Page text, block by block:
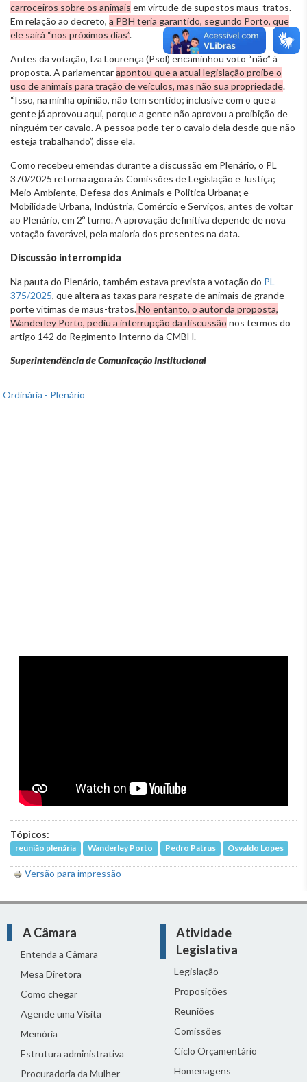
carroceiros sobre os animais em virtude de supostos maus-tratos.
Em relação ao decreto, a PBH teria garantido, segundo Porto, que
ele sairá “nos próximos dias”.
Antes da votação, Iza Lourença (Psol) encaminhou voto “não” à
proposta. A parlamentarapontou que a atual legislação proíbe o
uso de animais para tração de veículos, mas não sua propriedade.
“Isso, na minha opinião, não tem sentido; inclusive com o que a
gente já aprovou aqui, porque a gente não aprovou a proibição de
ninguém ter cavalo. A pessoa pode ter o cavalo dela desde que não
esteja trabalhando”, disse ela.
Como recebeu emendas durante a discussão em Plenário, o PL
370/2025 retorna agora às Comissões de Legislação e Justiça;
Meio Ambiente, Defesa dos Animais e Politica Urbana; e
Mobilidade Urbana, Indústria, Comércio e Serviços, antes de voltar
ao Plenário, em 2º turno. A aprovação definitiva depende de nova
votação favorável, pela maioria dos presentes na data.
Discussão interrompida
Na pauta do Plenário, também estava prevista a votação do PL
375/2025, que altera as taxas para resgate de animais de grande
porte vítimas de maus-tratos.No entanto, o autor da proposta,
Wanderley Porto, pediu a interrupção da discussão nos termos do
artigo 142 do Regimento Interno da CMBH.
Superintendência de Comunicação Institucional
Tópicos:
reunião plenária Wanderley Porto Pedro Patrus Osvaldo Lopes
Versão para impressão
A Câmara
Entenda a Câmara
Mesa Diretora
Como chegar
Agende uma Visita
Memória
Estrutura administrativa
Procuradoria da Mulher
Atividade
Legislativa
Legislação
Proposições
Reuniões
Comissões
Ciclo Orçamentário
Homenagens